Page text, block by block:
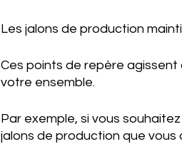
Les jalons de production
Ces points de repère
votre ensemble.
Par exemple, si vous
jalons de production que